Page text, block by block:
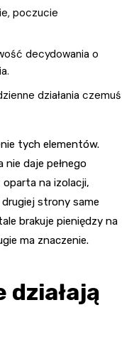
poczucie
decydowania o
działania czemuś
tych elementów.
daje pełnego
na izolacji,
drugiej strony same
brakuje pieniędzy na
ma znaczenie.
działają